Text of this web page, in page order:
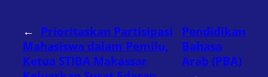
← Prioritaskan Partisipasi
Mahasiswa dalam Pemilu,
Ketua STIBA Makassar
Pendidikan
Bahasa
Arab (PBA)